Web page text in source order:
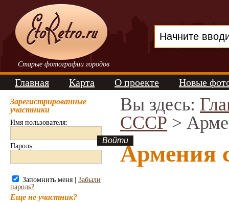
Старые фотографии городов
Главная Карта О проекте Новые
Зарегистрированные
участники
Имя пользователя:
Пароль:
Запомнить меня | Забыли
пароль?
Еще не участник?
Вы здесь:
СССР >
Армения